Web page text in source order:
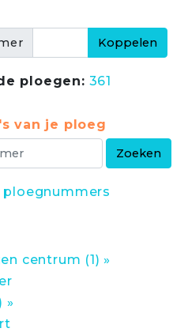
ploegen: 361
van je ploeg
ploegnummers
centrum (1) »
»